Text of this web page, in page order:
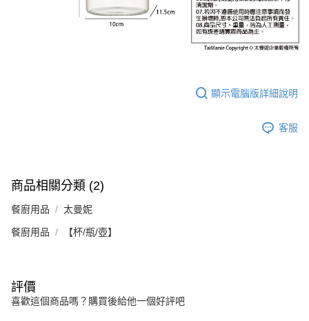
顯示電腦版詳細說明
客服
商品相關分類 (2)
餐廚用品 太曼妮
餐廚用品 【杯/瓶/壺】
評價
喜歡這個商品嗎？購買後給他一個好評吧